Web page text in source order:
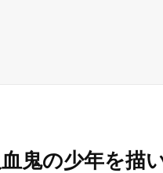
鬼の少年を描